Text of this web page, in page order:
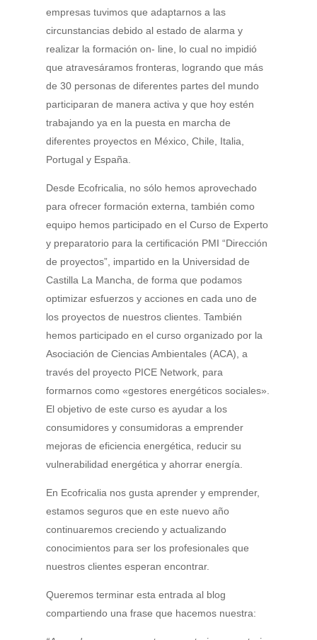
empresas tuvimos que adaptarnos a las
circunstancias debido al estado de alarma y
realizar la formación on- line, lo cual no impidió
que atravesáramos fronteras, logrando que más
de 30 personas de diferentes partes del mundo
participaran de manera activa y que hoy estén
trabajando ya en la puesta en marcha de
diferentes proyectos en México, Chile, Italia,
Portugal y España.
Desde Ecofricalia, no sólo hemos aprovechado
para ofrecer formación externa, también como
equipo hemos participado en el Curso de Experto
y preparatorio para la certificación PMI “Dirección
de proyectos”, impartido en la Universidad de
Castilla La Mancha, de forma que podamos
optimizar esfuerzos y acciones en cada uno de
los proyectos de nuestros clientes. También
hemos participado en el curso organizado por la
Asociación de Ciencias Ambientales (ACA), a
través del proyecto PICE Network, para
formarnos como «gestores energéticos sociales».
El objetivo de este curso es ayudar a los
consumidores y consumidoras a emprender
mejoras de eficiencia energética, reducir su
vulnerabilidad energética y ahorrar energía.
En Ecofricalia nos gusta aprender y emprender,
estamos seguros que en este nuevo año
continuaremos creciendo y actualizando
conocimientos para ser los profesionales que
nuestros clientes esperan encontrar.
Queremos terminar esta entrada al blog
compartiendo una frase que hacemos nuestra: